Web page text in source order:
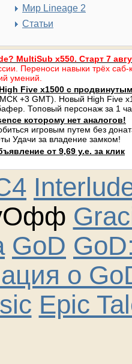
Мир Lineage 2
Статьи
MultiSub x550. Старт 7
Переноси навыки трёх саб-
умений.
Five x1500 с
+3 GMT). Новый High Five
Топовый персонаж за 1
которому нет аналогов!
игровым путем без
Удачи за владение замком!
от 9,69 у.е. за клик
GoD
о
Epic